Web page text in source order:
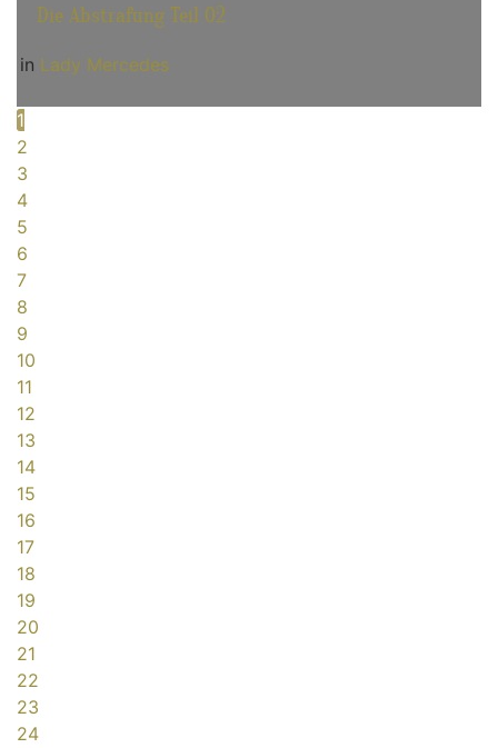
Die Abstrafung Teil 02
in Lady Mercedes
1
2
3
4
5
6
7
8
9
10
11
12
13
14
15
16
17
18
19
20
21
22
23
24